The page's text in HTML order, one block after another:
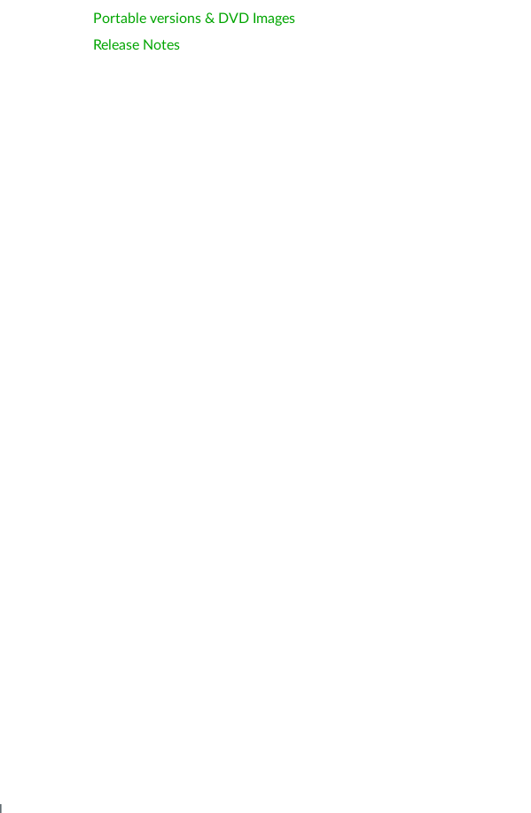
Portable versions & DVD Images
Release Notes